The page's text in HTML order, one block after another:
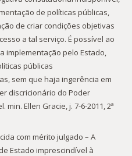
de políticas públicas,
de criar condições objetivas
a tal serviço. É possível ao
implementação pelo Estado,
públicas
sem que haja ingerência em
discricionário do Poder
min. Ellen Gracie, j. 7-6-2011, 2ª
com mérito julgado – A
Estado imprescindível à